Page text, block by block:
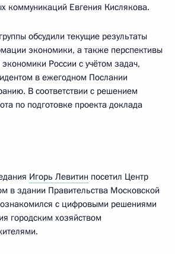
коммуникаций Евгения Кислякова.
обсудили текущие результаты
экономики, а также перспективы
России с учётом задач,
в ежегодном Послании
В соответствии с решением
по подготовке проекта доклада
Игорь Левитин посетил Центр
в здании Правительства Московской
с цифровыми решениями
городским хозяйством